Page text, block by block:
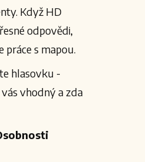
Když HD
odpovědi,
s mapou.
hlasovku -
vhodný a zda